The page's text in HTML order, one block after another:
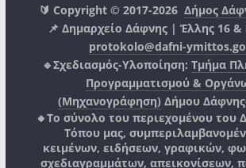
🔰 Copyright © 2017-2026Δήμος
📌 Δημαρχείο Δάφνης | Έλλης 16 &
protokolo@dafni-
🔹Σχεδιασμός-Υλοποίηση: Τμήμα
Προγραμματισμού &
(Μηχανογράφηση) Δήμου
🔸Το σύνολο του περιεχομένου του
Τόπου μας,
κειμένων, ειδήσεων, γραφικών,
σχεδιαγραμμάτων, απεικονίσεων,